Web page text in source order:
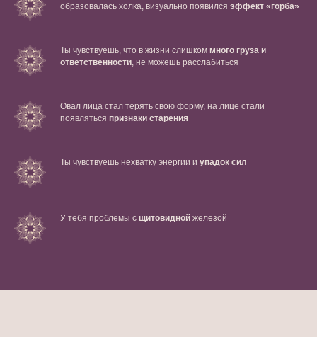
образовалась холка, визуально появился эффект «горба»
Ты чувствуешь, что в жизни слишком много груза и
ответственности, не можешь расслабиться
Овал лица стал терять свою форму, на лице стали
появляться признаки старения
Ты чувствуешь нехватку энергии и упадок сил
У тебя проблемы с щитовидной железой